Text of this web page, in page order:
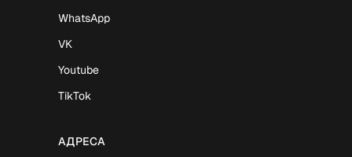
WhatsApp
VK
Youtube
TikTok
АДРЕСА